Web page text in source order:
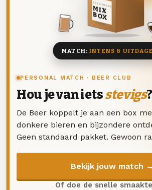
PERSONAL MATCH · BEER CLUB
Hou je van ietsstevigs?
De Beer koppelt je aan een box
donkere bieren en bijzondere
Geen standaard pakket. Gewoon
Bekijk jouw match →
Of doe de snelle
DEZE MAAND
MIX
BOX
8 BIEREN
MATCH:INTENS &